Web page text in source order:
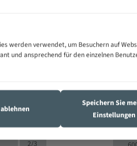
4/6
4/6
4/5
4/5
35 -
130
150 -
werden verwendet, um Besuchern auf
und ansprechend für den einzelnen
Speichern Sie
Einstellungen